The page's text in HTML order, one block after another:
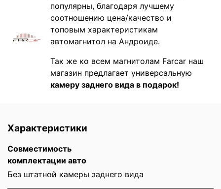
популярны, благодаря лучшему
соотношению цена/качество и
топовым характеристикам
автомагнитол на Андроиде.
Так же ко всем магнитолам Farcar наш
магазин предлагает универсальную
камеру заднего вида в подарок!
Характеристики
Совместимость
комплектации авто
Без штатной камеры заднего вида